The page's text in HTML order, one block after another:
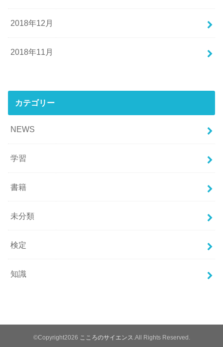
2018年12月
2018年11月
カテゴリー
NEWS
学習
書籍
未分類
検定
知識
©Copyright2026 こころのサイエンス .All Rights Reserved.